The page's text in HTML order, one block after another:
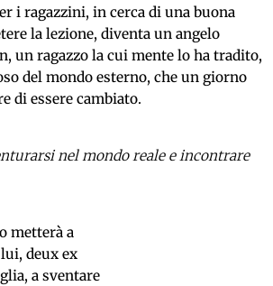
i ragazzini, in cerca di una buona
la lezione, diventa un angelo
un ragazzo la cui mente lo ha tradito,
del mondo esterno, che un giorno
di essere cambiato.
nel mondo reale e incontrare
metterà a
deux ex
a sventare